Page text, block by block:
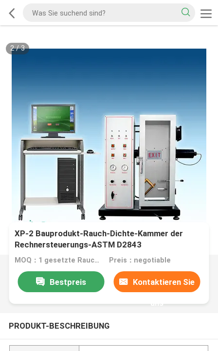
2/3
XP-2 Bauprodukt-Rauch-Dichte-Kammer der
Rechnersteuerungs-ASTM D2843
MOQ：1 gesetzte Rauch-Dichte-Kammer in einem Auftrag Preis：negotiable
Bestpreis Kontaktieren Sie
uns
PRODUKT-BESCHREIBUNG